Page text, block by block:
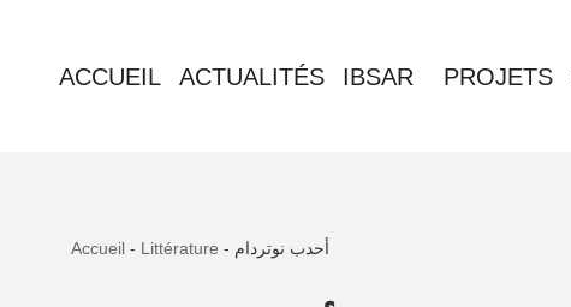
ACCUEIL ACTUALITÉS IBSAR PROJETS
Accueil - Littérature - أحدب نوتردام